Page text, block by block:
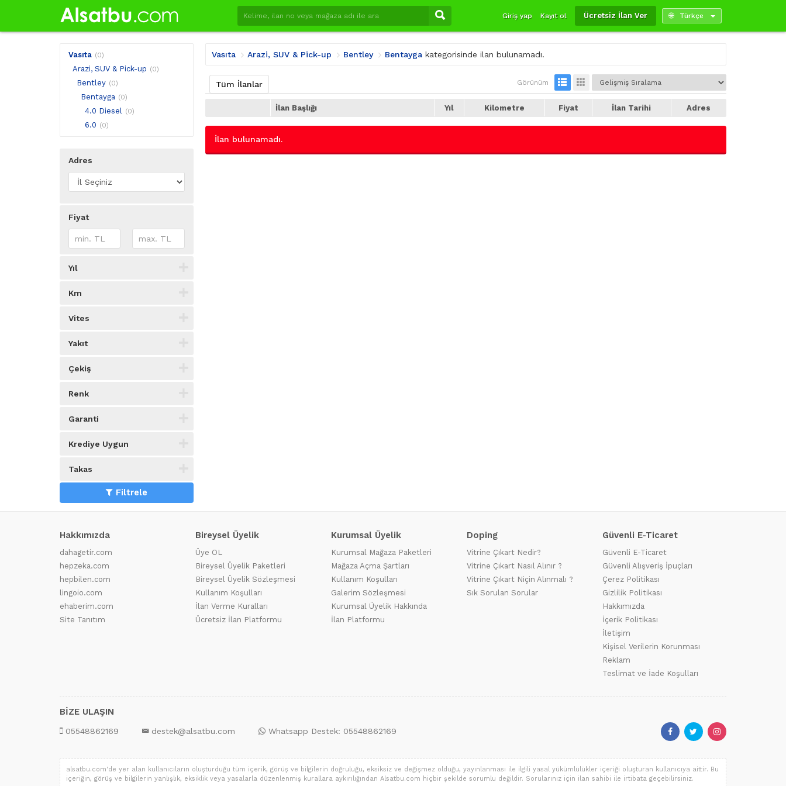
Giriş yap Kayıt ol Ücretsiz İlan Ver Türkçe
Vasıta (0)
Arazi, SUV & Pick-up (0)
Bentley (0)
Bentayga (0)
4.0 Diesel (0)
6.0 (0)
Adres
Fiyat
Yıl
Km
Vites
Yakıt
Çekiş
Renk
Garanti
Krediye Uygun
Takas
Filtrele
Vasıta Arazi, SUV & Pick-up Bentley Bentayga kategorisinde ilan bulunamadı.
Tüm İlanlar Görünüm
İlan Başlığı Yıl Kilometre Fiyat İlan Tarihi Adres
İlan bulunamadı.
Hakkımızda
dahagetir.com
hepzeka.com
hepbilen.com
lingoio.com
ehaberim.com
Site Tanıtım
Bireysel Üyelik
Üye OL
Bireysel Üyelik Paketleri
Bireysel Üyelik Sözleşmesi
Kullanım Koşulları
İlan Verme Kuralları
Ücretsiz İlan Platformu
Kurumsal Üyelik
Kurumsal Mağaza Paketleri
Mağaza Açma Şartları
Kullanım Koşulları
Galerim Sözleşmesi
Kurumsal Üyelik Hakkında
İlan Platformu
Doping
Vitrine Çıkart Nedir?
Vitrine Çıkart Nasıl Alınır ?
Vitrine Çıkart Niçin Alınmalı ?
Sık Sorulan Sorular
Güvenli E-Ticaret
Güvenli E-Ticaret
Güvenli Alışveriş İpuçları
Çerez Politikası
Gizlilik Politikası
Hakkımızda
İçerik Politikası
İletişim
Kişisel Verilerin Korunması
Reklam
Teslimat ve İade Koşulları
BİZE ULAŞIN
05548862169 destek@alsatbu.com Whatsapp Destek: 05548862169
alsatbu.com'de yer alan kullanıcıların oluşturduğu tüm içerik, görüş ve bilgilerin doğruluğu, eksiksiz ve değişmez olduğu, yayınlanması ile ilgili yasal yükümlülükler içeriği oluşturan kullanıcıya aittir. Bu
içeriğin, görüş ve bilgilerin yanlışlık, eksiklik veya yasalarla düzenlenmiş kurallara aykırılığından Alsatbu.com hiçbir şekilde sorumlu değildir. Sorularınız için ilan sahibi ile irtibata geçebilirsiniz.